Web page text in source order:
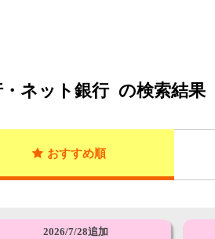
ネット銀行の検索結果
おすすめ順
2026/7/28追加